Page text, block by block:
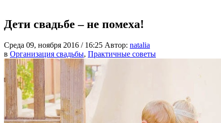
Дети свадьбе – не помеха!
Среда 09, ноября 2016 / 16:25 Автор: natalia
в Организация свадьбы, Практичные советы